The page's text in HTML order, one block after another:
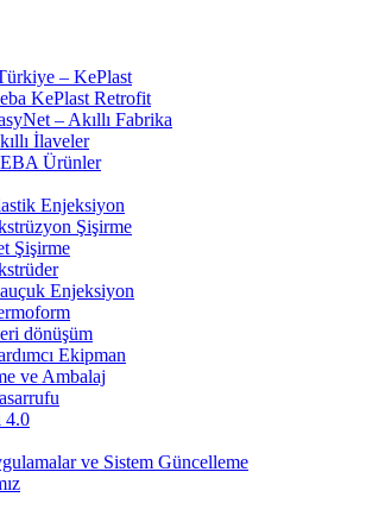
– KePlast
KePlast Retrofit
– Akıllı Fabrika
İlaveler
Ürünler
Enjeksiyon
Şişirme
Şişirme
Enjeksiyon
dönüşüm
Ekipman
ve Ambalaj
4.0
ve Sistem Güncelleme